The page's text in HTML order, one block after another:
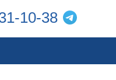
10-38